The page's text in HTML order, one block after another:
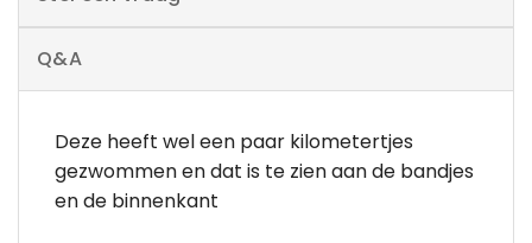
Q&A
Deze heeft wel een paar kilometertjes
gezwommen en dat is te zien aan de bandjes
en de binnenkant